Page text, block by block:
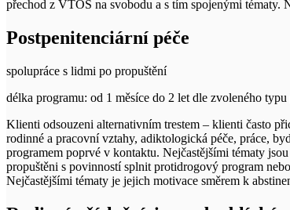
přechod z VTOS na svobodu a s tím spojenými tématy.
Postpenitenciární péče
spolupráce s lidmi po propuštění
délka programu: od 1 měsíce do 2 let dle zvoleného typu
Klienti odsouzeni alternativním trestem – klienti často
rodinné a pracovní vztahy, adiktologická péče, práce,
programem poprvé v kontaktu. Nejčastějšími tématy
propuštěni s povinností splnit protidrogový program
Nejčastějšími tématy je jejich motivace směrem k